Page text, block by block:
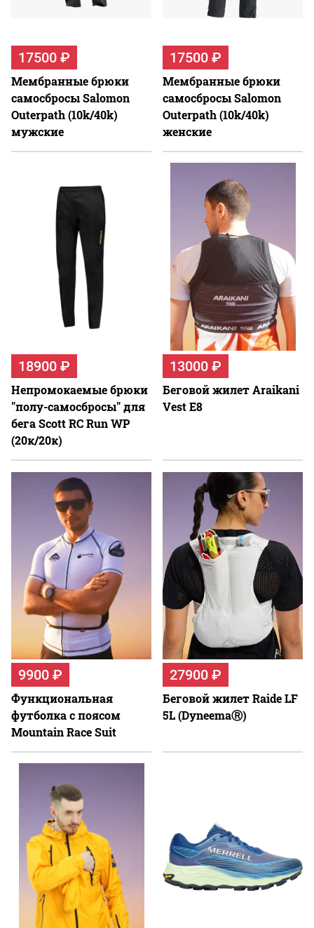
17500 ₽
Мембранные брюки
самосбросы Salomon
Outerpath (10k/40k)
мужские
17500 ₽
Мембранные брюки
самосбросы Salomon
Outerpath (10k/40k)
женские
18900 ₽
Непромокаемые брюки
"полу-самосбросы" для
бега Scott RC Run WP
(20к/20к)
13000 ₽
Беговой жилет Araikani
Vest E8
9900 ₽
Функциональная
футболка c поясом
Mountain Race Suit
27900 ₽
Беговой жилет Raide LF
5L (DyneemaⓇ)